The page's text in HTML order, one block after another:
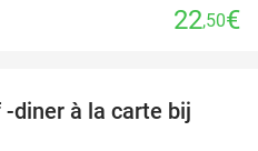
22,50€
49%
diner à la carte bij